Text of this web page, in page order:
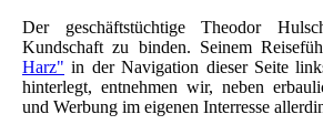
Der geschäftstüchtige Theodor
Kundschaft zu binden. Seinem
Harz" in der Navigation dieser Seite
hinterlegt, entnehmen wir, neben
und Werbung im eigenen Interresse